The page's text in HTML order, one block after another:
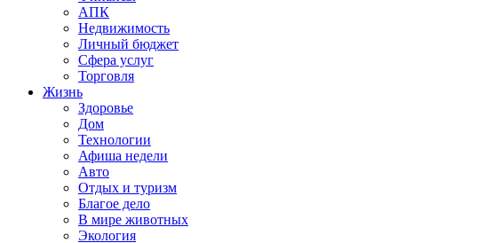
АПК
Недвижимость
Личный бюджет
Сфера услуг
Торговля
Жизнь
Здоровье
Дом
Технологии
Афиша недели
Авто
Отдых и туризм
Благое дело
В мире животных
Экология